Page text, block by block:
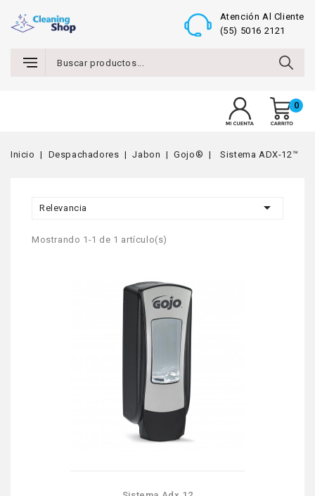
Atención Al Cliente
(55) 5016 2121
0
Inicio Despachadores Jabon Gojo® Sistema ADX-12™
Relevancia 
Mostrando 1-1 de 1 artículo(s)